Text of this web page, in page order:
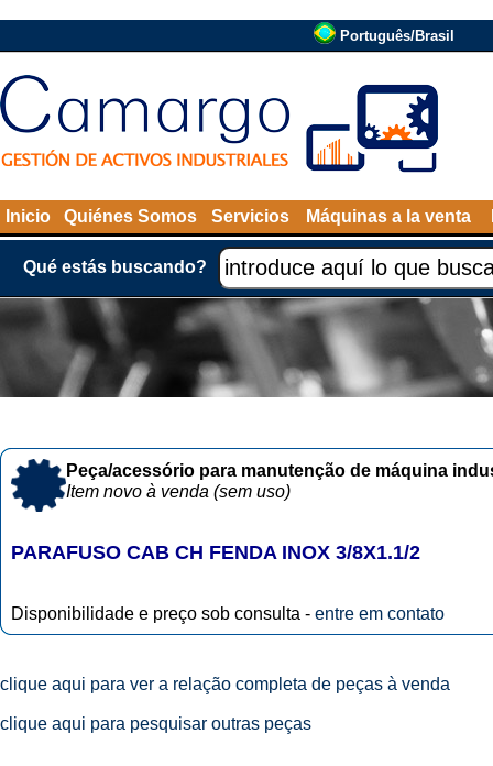
Português/Brasil
Inicio Quiénes Somos Servicios Máquinas a la venta
Qué estás buscando?
Peça/acessório para manutenção de máquina
Item novo à venda (sem uso)
PARAFUSO CAB CH FENDA INOX 3/8X1.1/2
Disponibilidade e preço sob consulta - entre em contato
clique aqui para ver a relação completa de peças à venda
clique aqui para pesquisar outras peças